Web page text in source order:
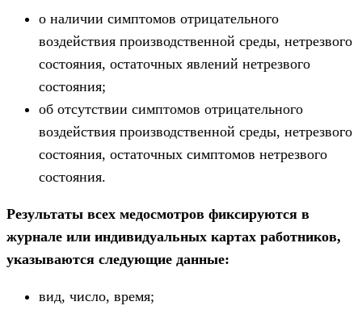
о наличии симптомов отрицательного
воздействия производственной среды, нетрезвого
состояния, остаточных явлений нетрезвого
состояния;
об отсутствии симптомов отрицательного
воздействия производственной среды, нетрезвого
состояния, остаточных симптомов нетрезвого
состояния.
Результаты всех медосмотров фиксируются в
журнале или индивидуальных картах работников,
указываются следующие данные:
вид, число, время;